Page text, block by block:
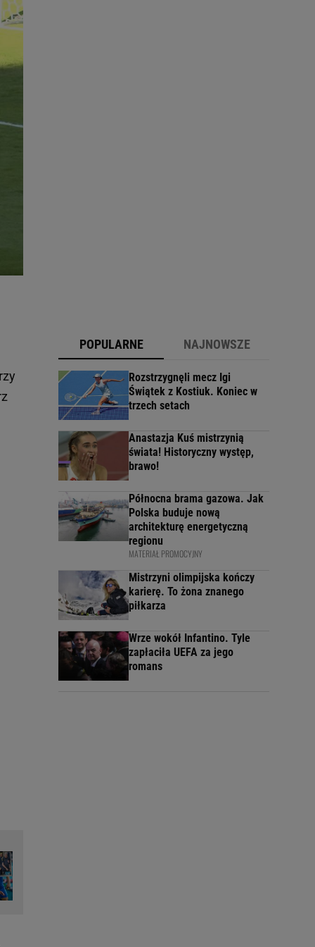
POPULARNE NAJNOWSZE
Rozstrzygnęli mecz Igi
Świątek z Kostiuk. Koniec w
trzech setach
Anastazja Kuś mistrzynią
świata! Historyczny występ,
brawo!
Północna brama gazowa. Jak
Polska buduje nową
architekturę energetyczną
regionu
MATERIAŁ PROMOCYJNY
Mistrzyni olimpijska kończy
karierę. To żona znanego
piłkarza
Wrze wokół Infantino. Tyle
zapłaciła UEFA za jego
romans